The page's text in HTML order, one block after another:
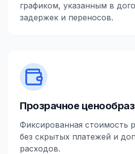
графиком, указанным в
задержек и переносов.
Прозрачное
Фиксированная стоимость
без скрытых платежей и
расходов.